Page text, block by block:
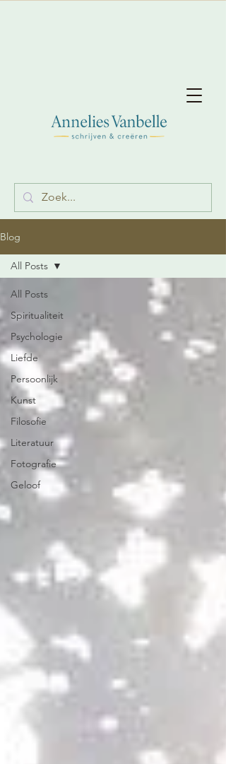
Blog
All Posts
Spiritualiteit
Psychologie
Liefde
Persoonlijk
Kunst
Filosofie
Literatuur
Fotografie
Geloof
All Posts